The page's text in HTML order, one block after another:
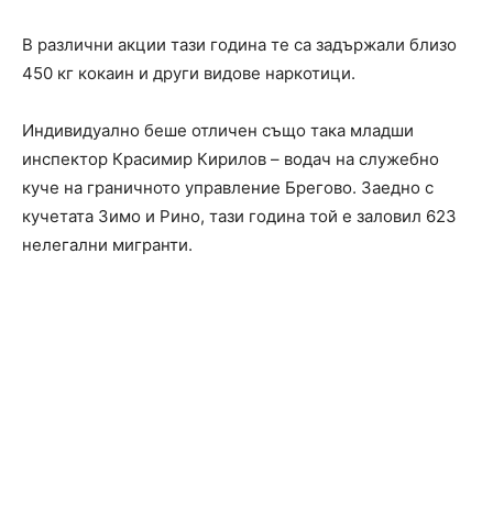
В различни акции тази година те са задържали близо
450 кг кокаин и други видове наркотици.
Индивидуално беше отличен също така младши
инспектор Красимир Кирилов – водач на служебно
куче на граничното управление Брегово. Заедно с
кучетата Зимо и Рино, тази година той е заловил 623
нелегални мигранти.